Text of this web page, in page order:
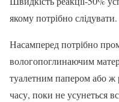
якому потрібно слідувати.
Насамперед потрібно
вологопоглинаючим
туалетним папером або
часу, поки не усунеться